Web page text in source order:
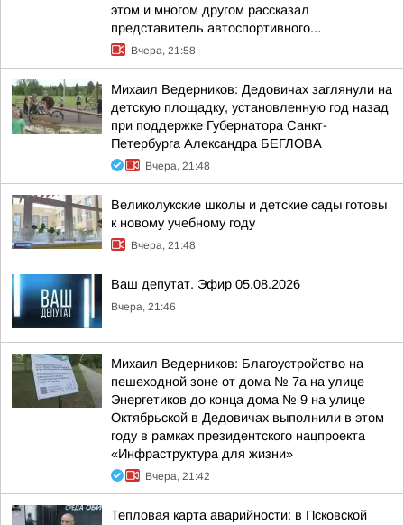
этом и многом другом рассказал
представитель автоспортивного...
Вчера, 21:58
Михаил Ведерников: Дедовичах заглянули на
детскую площадку, установленную год назад
при поддержке Губернатора Санкт-
Петербурга Александра БЕГЛОВА
Вчера, 21:48
Великолукские школы и детские сады готовы
к новому учебному году
Вчера, 21:48
Ваш депутат. Эфир 05.08.2026
Вчера, 21:46
Михаил Ведерников: Благоустройство на
пешеходной зоне от дома № 7а на улице
Энергетиков до конца дома № 9 на улице
Октябрьской в Дедовичах выполнили в этом
году в рамках президентского нацпроекта
«Инфраструктура для жизни»
Вчера, 21:42
Тепловая карта аварийности: в Псковской